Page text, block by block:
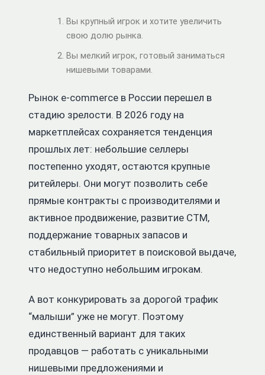
Вы крупный игрок и хотите увеличить
свою долю рынка.
Вы мелкий игрок, готовый заниматься
нишевыми товарами.
Рынок e-commerce в России перешел в
стадию зрелости. В 2026 году на
маркетплейсах сохраняется тенденция
прошлых лет: небольшие селлеры
постепенно уходят, остаются крупные
ритейлеры. Они могут позволить себе
прямые контракты с производителями и
активное продвижение, развитие СТМ,
поддержание товарных запасов и
стабильный приоритет в поисковой выдаче,
что недоступно небольшим игрокам.
А вот конкурировать за дорогой трафик
“малыши” уже не могут. Поэтому
единственный вариант для таких
продавцов — работать с уникальными
нишевыми предложениями и